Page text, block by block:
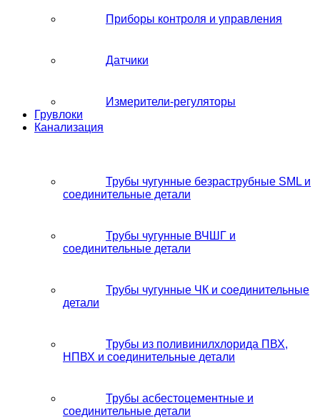
Приборы контроля и управления
Датчики
Измерители-регуляторы
Грувлоки
Канализация
Трубы чугунные безраструбные SML и
соединительные детали
Трубы чугунные ВЧШГ и
соединительные детали
Трубы чугунные ЧК и соединительные
детали
Трубы из поливинилхлорида ПВХ,
НПВХ и соединительные детали
Трубы асбестоцементные и
соединительные детали